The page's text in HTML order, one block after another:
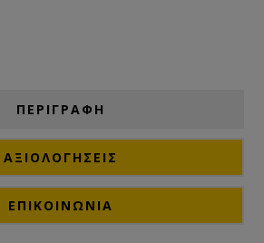
ΠΕΡΙΓΡΑΦΗ
ΑΞΙΟΛΟΓΉΣΕΙΣ
ΕΠΙΚΟΙΝΩΝΙΑ